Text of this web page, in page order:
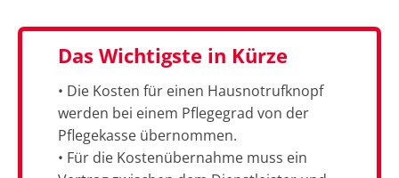
Das Wichtigste in Kürze
• Die Kosten für einen Hausnotrufknopf
werden bei einem Pflegegrad von der
Pflegekasse übernommen.
• Für die Kostenübernahme muss ein